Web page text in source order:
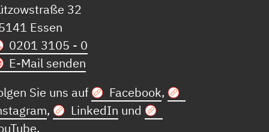
32
Essen
0201 3105 - 0
E-Mail senden
Sie uns auf
Facebook,
, LinkedIn und
.